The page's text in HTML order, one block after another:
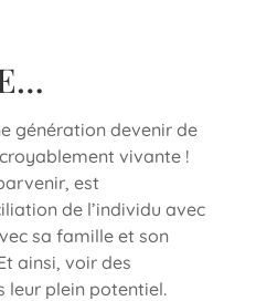
génération devenir de
vivante !
est
de l’individu avec
sa famille et son
ainsi, voir des
leur plein potentiel.